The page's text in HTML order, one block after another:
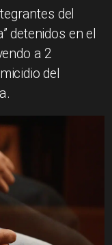
del
detenidos en el
a 2
del